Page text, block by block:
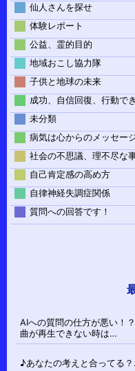
仙人さんを探せ
体験レポート
公益、霊的目的
地域おこし協力隊
子供と地球の未来
成功、自信回復、行動で
未分類
病気は心からのメッセー
社会の不思議、理不尽な
自己肯定感の高め方
自律神経失調症関係
質問への回答です！
AIへの質問の仕方が悪い！
曲が再生できない時は…
♪あなたの考えと合ってる